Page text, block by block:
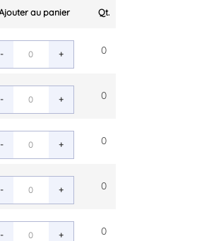
Ajouter au panier Qt.
- + 0
- + 0
- + 0
- + 0
- + 0